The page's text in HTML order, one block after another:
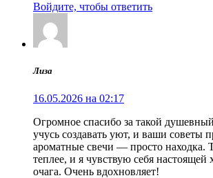
Войдите, чтобы ответить
Лиза
16.05.2026 на 02:17
Огромное спасибо за такой
учусь создавать уют, и ваши советы
ароматные свечи — просто находка.
теплее, и я чувствую себя настоящей
очага. Очень вдохновляет!